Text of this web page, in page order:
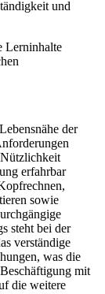
und
Lerninhalte
der
erfahrbar
sowie
steht bei der
verständige
was die
mit
die weitere